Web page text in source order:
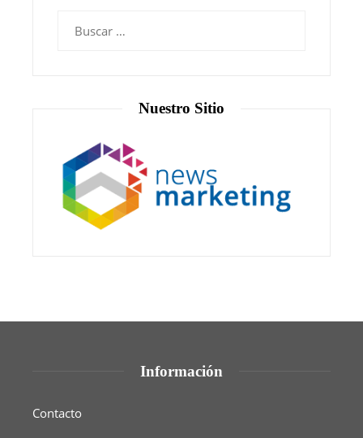
Nuestro Sitio
Información
Contacto